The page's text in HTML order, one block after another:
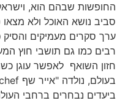
החופשות שבהם הוא,
סביב נושא האוכל ולא
ערך סקרים מעמיקים והסיק
רבים כמו גם תושבי חוץ
חזון השואף לאפשר עוגן
ביעדים נבחרים ברחבי